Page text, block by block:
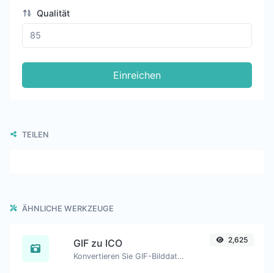
Qualität
Einreichen
TEILEN
ÄHNLICHE WERKZEUGE
GIF zu ICO
Konvertieren Sie GIF-Bilddateien einfach in ICO.
2,625